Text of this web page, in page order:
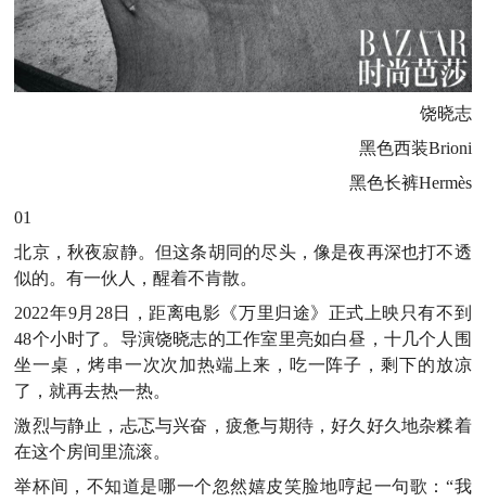
饶晓志
黑色西装Brioni
黑色长裤Hermès
01
北京，秋夜寂静。但这条胡同的尽头，像是夜再深也打不透
似的。有一伙人，醒着不肯散。
2022年9月28日，距离电影《万里归途》正式上映只有不到
48个小时了。导演饶晓志的工作室里亮如白昼，十几个人围
坐一桌，烤串一次次加热端上来，吃一阵子，剩下的放凉
了，就再去热一热。
激烈与静止，忐忑与兴奋，疲惫与期待，好久好久地杂糅着
在这个房间里流滚。
举杯间，不知道是哪一个忽然嬉皮笑脸地哼起一句歌：“我